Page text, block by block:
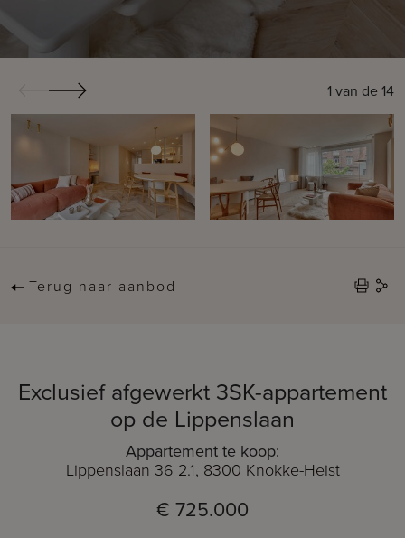
1 van de14
Terug naar aanbod
Exclusief afgewerkt 3SK-appartement
op de Lippenslaan
Appartement te koop:
Lippenslaan 36 2.1, 8300 Knokke-Heist
€ 725.000